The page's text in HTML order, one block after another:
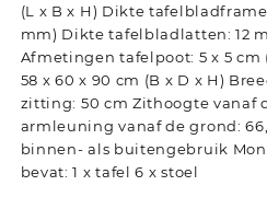
(L x B x H) Dikte
mm) Dikte tafelbladlatten: 12
Afmetingen tafelpoot: 5 x 5 cm
58 x 60 x 90 cm (B x D x H)
zitting: 50 cm Zithoogte vanaf
armleuning vanaf de grond:
binnen- als buitengebruik
bevat: 1 x tafel 6 x stoel